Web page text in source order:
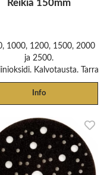
Reikiä 150mm
1000, 1200, 1500, 2000
ja 2500.
Kalvotausta.
Info